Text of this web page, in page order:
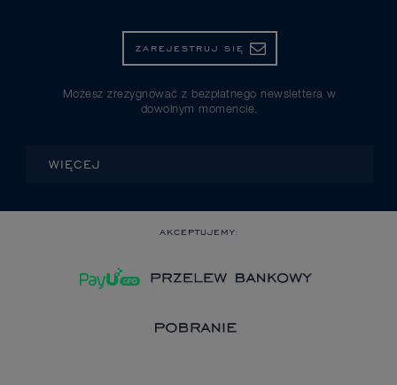
ZAREJESTRUJ SIĘ
Możesz zrezygnować z bezpłatnego newslettera w
dowolnym momencie.
WIĘCEJ
AKCEPTUJEMY: